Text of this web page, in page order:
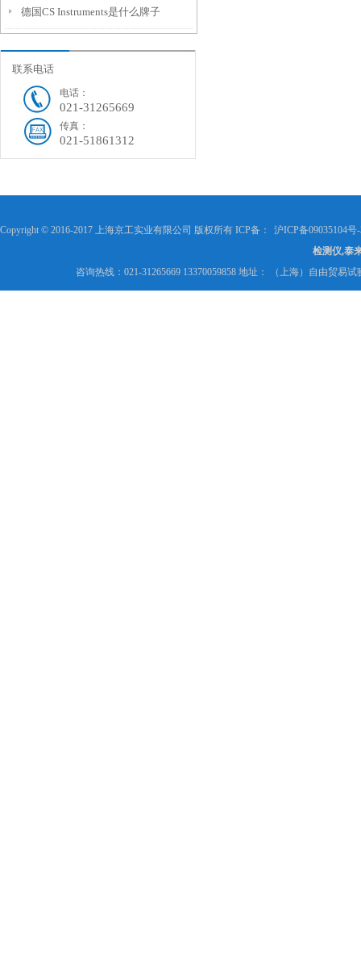
特点介绍
德国CS Instruments是什么牌子
联系电话
电话：
021-31265669
传真：
021-51861312
Copyright © 2016-2017 上海京工实业有限公司 版权所有 ICP备：
沪ICP备09035104号
检测仪,泰
咨询热线：021-31265669 13370059858 地址： （上海）自由贸易